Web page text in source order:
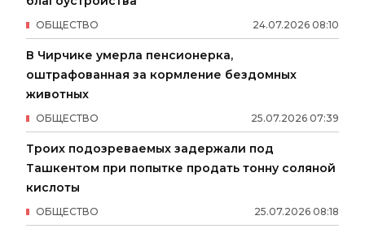
24.07.2026 08:10
ОБЩЕСТВО
В Чирчике умерла пенсионерка,
оштрафованная за кормление бездомных
животных
25.07.2026 07:39
ОБЩЕСТВО
Троих подозреваемых задержали под
Ташкентом при попытке продать тонну соляной
кислоты
25.07.2026 08:18
ОБЩЕСТВО